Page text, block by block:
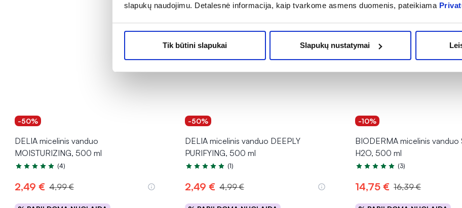
slapukų naudojimu. Detalesnė informacija, kaip tvarkome asmens duomenis, pateikiama
Tik būtini slapukai Slapukų nustatymai
-50%
DELIA micelinis vanduo
MOISTURIZING, 500 ml
Įvertinimas 5.0 iš 5
(4)
2,49 € 4,99 €
-50%
DELIA micelinis vanduo DEEPLY
PURIFYING, 500 ml
Įvertinimas 5.0 iš 5
(1)
2,49 € 4,99 €
-10%
BIODERMA micelinis vanduo
H2O, 500 ml
Įvertinimas 5.0 iš 5
(3)
14,75 € 16,39 €